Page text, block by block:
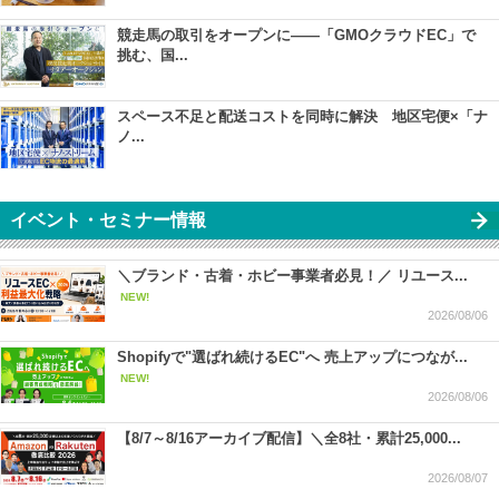
競走馬の取引をオープンに――「GMOクラウドEC」で
挑む、国...
スペース不足と配送コストを同時に解決 地区宅便×「ナ
ノ...
イベント・セミナー情報
＼ブランド・古着・ホビー事業者必見！／ リユース...
NEW!
2026/08/06
Shopifyで"選ばれ続けるEC"へ 売上アップにつなが...
NEW!
2026/08/06
【8/7～8/16アーカイブ配信】＼全8社・累計25,000...
2026/08/07